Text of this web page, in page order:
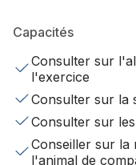
Capacités
Consulter sur
l'exercice
Consulter sur la
Consulter sur
Conseiller sur la
l'animal de